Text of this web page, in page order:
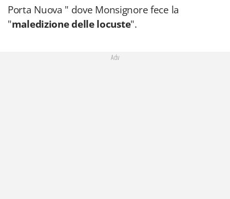
Porta Nuova " dove Monsignore fece la
"maledizione delle locuste".
Adv